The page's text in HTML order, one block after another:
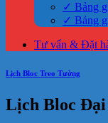
✓ Bảng
✓ Bảng
Tư vấn & Đặt
Lịch Bloc Treo Tường
Lịch Bloc Đại